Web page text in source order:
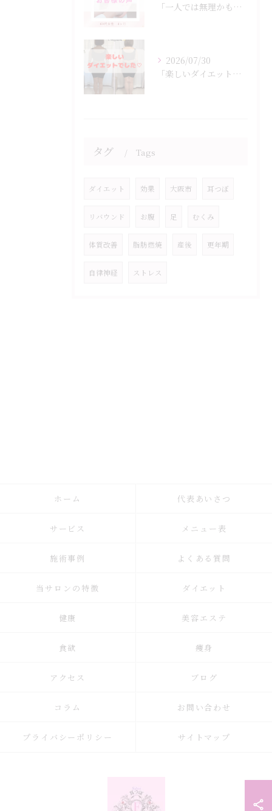
「一人では無理かも…」
2026/07/30
「楽しいダイエットでした♡」
タグ Tags
ダイエット 効果 大阪市 耳つぼ
リバウンド お腹 足 むくみ
体質改善 脂肪燃焼 産後 更年期
自律神経 ストレス
ホーム 代表あいさつ
サービス メニュー表
施術事例 よくある質問
当サロンの特徴 ダイエット
健康 美容エステ
食欲 痩身
アクセス ブログ
コラム お問い合わせ
プライバシーポリシー サイトマップ